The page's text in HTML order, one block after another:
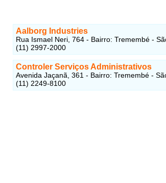
Aalborg Industries
Rua Ismael Neri, 764 - Bairro: Tremembé -
(11) 2997-2000
Controler Serviços Administrativos
Avenida Jaçanã, 361 - Bairro: Tremembé -
(11) 2249-8100